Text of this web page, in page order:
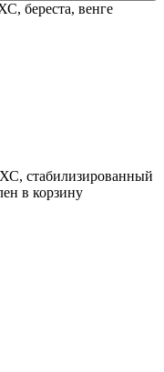
береста, венге
стабилизированный
в корзину